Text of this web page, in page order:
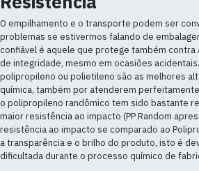
O empilhamento e o transporte podem ser
problemas se estivermos falando de
confiável é aquele que protege também
de integridade, mesmo em ocasiões
polipropileno ou polietileno são as melhores
química, também por atenderem
o polipropileno randômico tem sido bastante
maior resistência ao impacto (PP Random
resistência ao impacto se comparado ao
a transparência e o brilho do produto, isto é
dificultada durante o processo químico de